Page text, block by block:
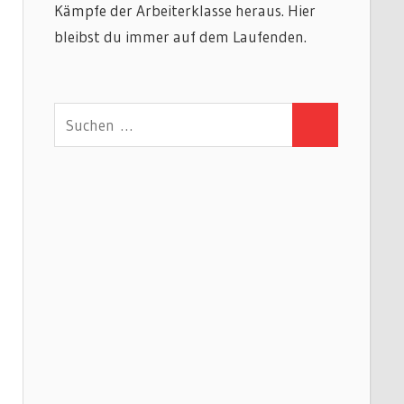
Kämpfe der Arbeiterklasse heraus. Hier
bleibst du immer auf dem Laufenden.